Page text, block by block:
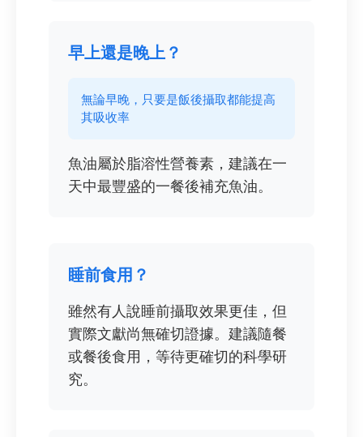
早上還是晚上？
無論早晚，只要是飯後攝取都能提高
其吸收率
魚油屬於脂溶性營養素，建議在一
天中最豐盛的一餐後補充魚油。
睡前食用？
雖然有人說睡前攝取效果更佳，但
實際文獻尚無確切證據。建議隨餐
或餐後食用，等待更確切的科學研
究。